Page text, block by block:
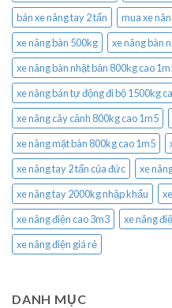
bán xe nâng tay 2 tấn
mua xe
xe nâng bàn 500kg
xe nâng bàn
xe nâng bàn nhật bản 800kg cao
xe nâng bán tự động đi bộ 1500kg
xe nâng cây cảnh 800kg cao 1m5
xe nâng mặt bàn 800kg cao 1m5
xe nâng tay 2 tấn của đức
xe
xe nâng tay 2000kg nhập khẩu
xe nâng điện cao 3m3
xe nâng
xe nâng điện giá rẻ
DANH MỤC